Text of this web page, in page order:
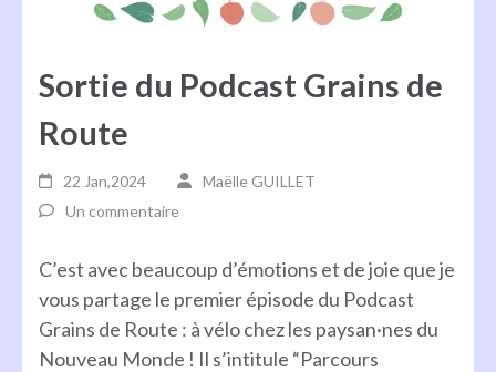
Sortie du Podcast Grains de
Route
22 Jan,2024
Maëlle GUILLET
Un commentaire
C’est avec beaucoup d’émotions et de joie que je
vous partage le premier épisode du Podcast
Grains de Route : à vélo chez les paysan·nes du
Nouveau Monde ! Il s’intitule “Parcours